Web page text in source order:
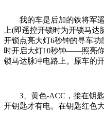
我的车是后加的铁将军遥
上(即遥控开锁时为开锁马
开锁点亮大灯6秒钟的寻车
时开启大灯10秒钟——照亮
锁马达脉冲电路上。原车的
3、黄色-ACC，接在钥匙
开钥匙才有电。在钥匙红色